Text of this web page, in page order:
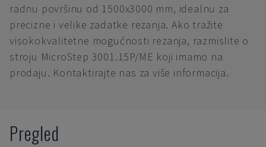
radnu površinu od 1500x3000 mm, idealnu za
precizne i velike zadatke rezanja. Ako tražite
visokokvalitetne mogućnosti rezanja, razmislite o
stroju MicroStep 3001.15P/ME koji imamo na
prodaju. Kontaktirajte nas za više informacija.
Pregled